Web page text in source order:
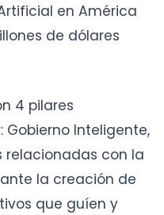
en América
de dólares
4 pilares
Inteligente,
relacionadas con la
la creación de
que guíen y